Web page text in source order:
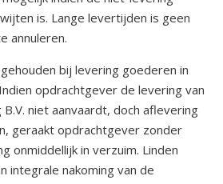
is. Lange levertijden is geen
annuleren.
bij levering goederen in
opdrachtgever de levering van
niet aanvaardt, doch aflevering
geraakt opdrachtgever zonder
onmiddellijk in verzuim. Linden
integrale nakoming van de